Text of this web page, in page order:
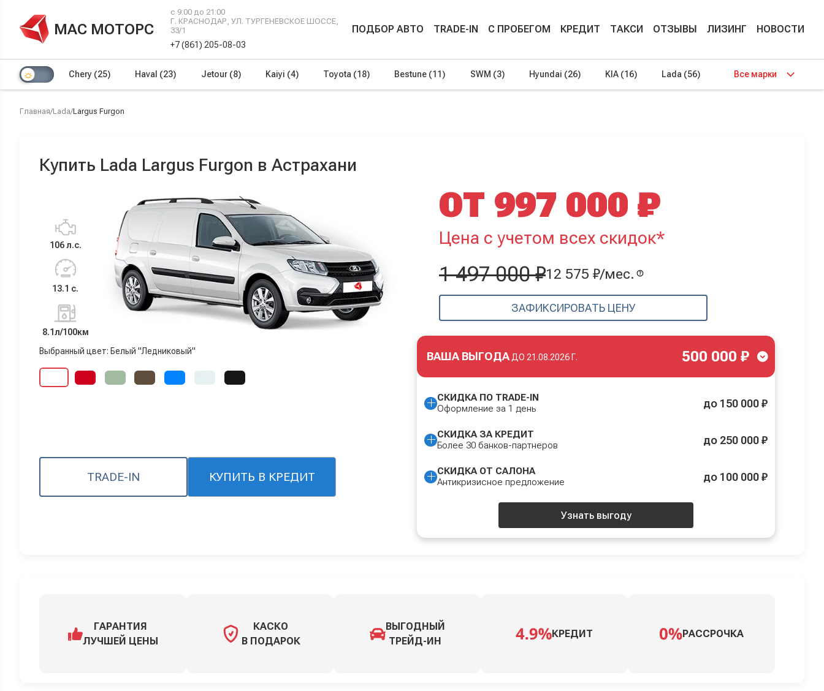
МАС МОТОРС
с 9:00 до 21:00
Г. КРАСНОДАР, УЛ. ТУРГЕНЕВСКОЕ ШОССЕ,
33/1
+7 (861) 205-08-03
ПОДБОР АВТО TRADE-IN С ПРОБЕГОМ КРЕДИТ ТАКСИ ОТЗЫВЫ ЛИЗИНГ НОВОСТИ
Chery (25) Haval (23) Jetour (8) Kaiyi (4) Toyota (18) Bestune (11) SWM (3) Hyundai (26) KIA (16) Lada (56) Все марки
Главная/Lada/Largus Furgon
Купить Lada Largus Furgon в Астрахани
106 л.с.
13.1 с.
8.1л/100км
Выбранный цвет: Белый "Ледниковый"
TRADE-IN КУПИТЬ В КРЕДИТ
ОТ 997 000 ₽
Цена с учетом всех скидок*
1 497 000 ₽12 575 ₽/мес.
ЗАФИКСИРОВАТЬ ЦЕНУ
ВАША ВЫГОДА ДО 21.08.2026 Г. 500 000 ₽
СКИДКА ПО TRADE-IN
Оформление за 1 день
до 150 000 ₽
СКИДКА ЗА КРЕДИТ
Более 30 банков-партнеров
до 250 000 ₽
СКИДКА ОТ САЛОНА
Антикризисное предложение
до 100 000 ₽
Узнать выгоду
ГАРАНТИЯ
ЛУЧШЕЙ ЦЕНЫ
КАСКО
В ПОДАРОК
ВЫГОДНЫЙ
ТРЕЙД-ИН
КРЕДИТ РАССРОЧКА